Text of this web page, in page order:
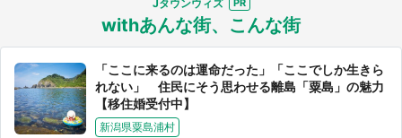
Jタウンウィズ
withあんな街、こんな街
「ここに来るのは運命だった」「ここでしか生きら
れない」 住民にそう思わせる離島「粟島」の魅力
【移住婚受付中】
新潟県粟島浦村